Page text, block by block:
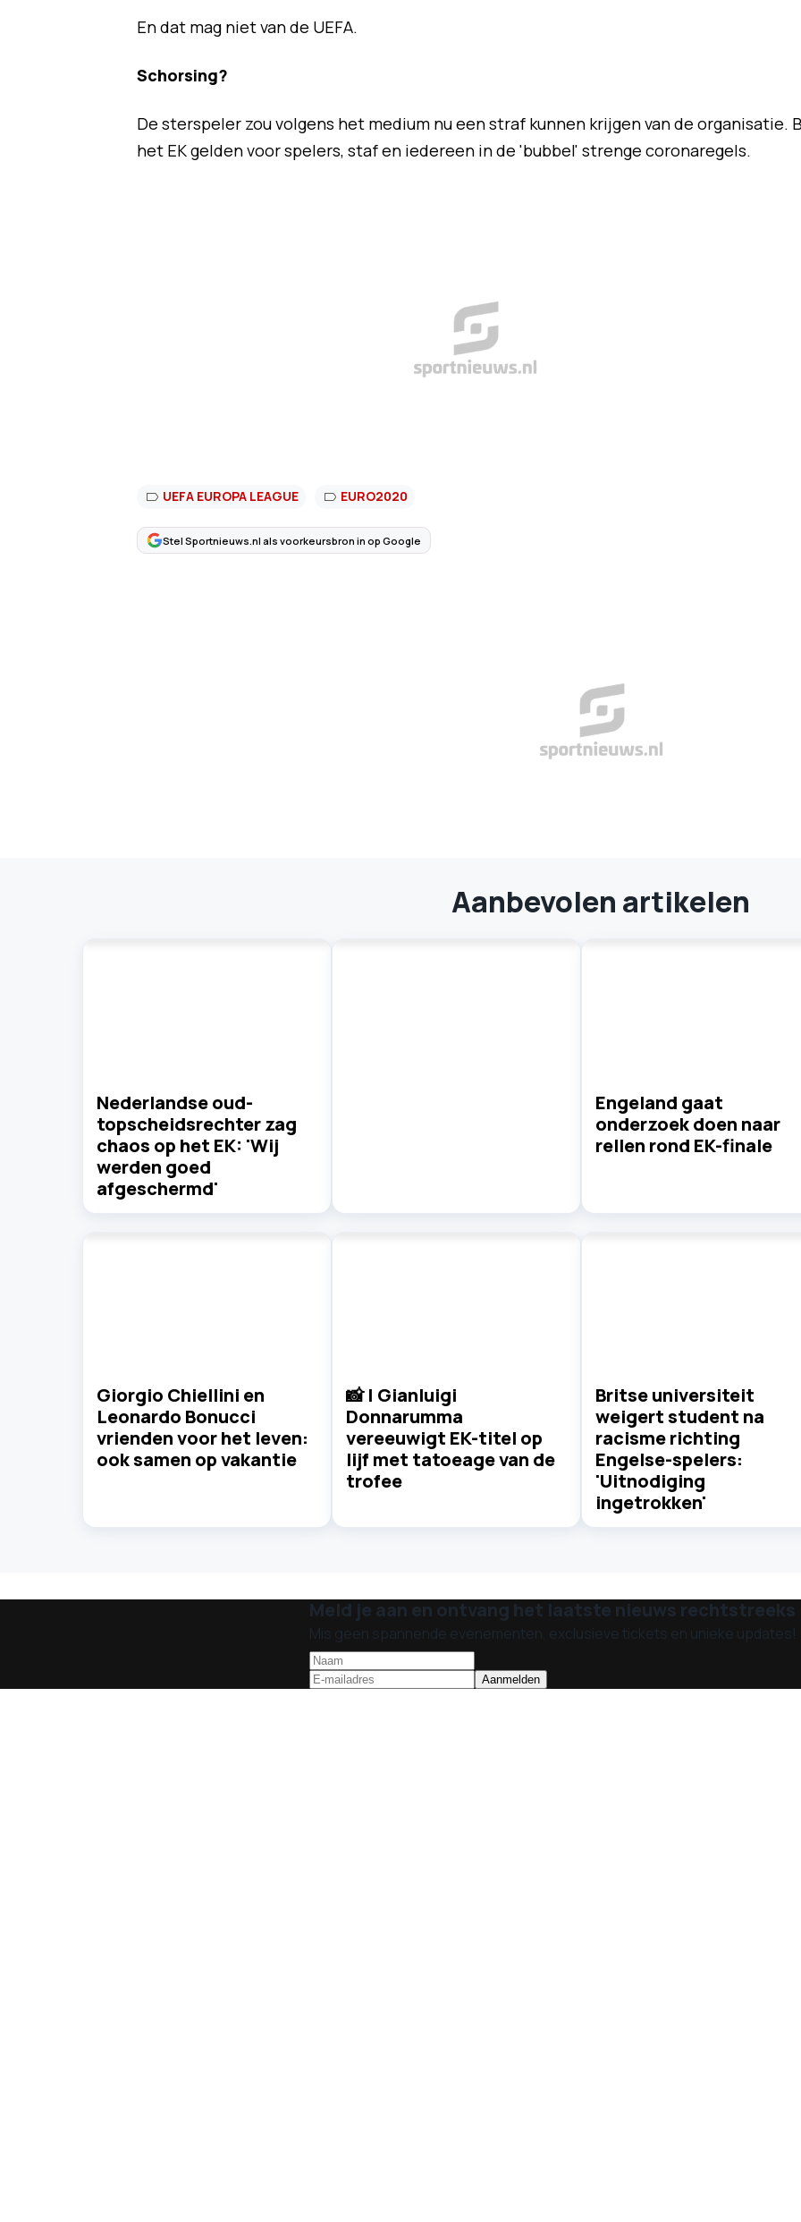
En dat mag niet van de UEFA.
Schorsing?
De sterspeler zou volgens het medium nu een straf kunnen krijgen van de organisatie.
het EK gelden voor spelers, staf en iedereen in de 'bubbel' strenge coronaregels.
UEFA EUROPA LEAGUE EURO2020
Stel Sportnieuws.nl als voorkeursbron in op Google
Aanbevolen artikelen
Nederlandse oud-
topscheidsrechter zag
chaos op het EK: 'Wij
werden goed
afgeschermd'
Engeland gaat
onderzoek doen naar
rellen rond EK-finale
Giorgio Chiellini en
Leonardo Bonucci
vrienden voor het leven:
ook samen op vakantie
📸 | Gianluigi
Donnarumma
vereeuwigt EK-titel op
lijf met tatoeage van de
trofee
Britse universiteit
weigert student na
racisme richting
Engelse-spelers:
'Uitnodiging
ingetrokken'
Meld je aan en ontvang het laatste nieuws rechtstreeks
Mis geen spannende evenementen, exclusieve tickets en unieke updates!